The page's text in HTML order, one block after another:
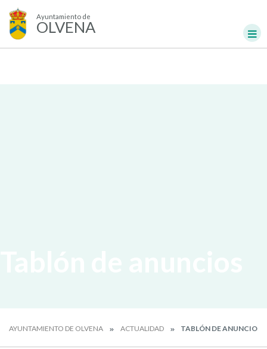
Ayuntamiento de
OLVENA
AYUNTAMIENTO DE OLVENA ACTUALIDAD TABLÓN DE ANUNCIOS